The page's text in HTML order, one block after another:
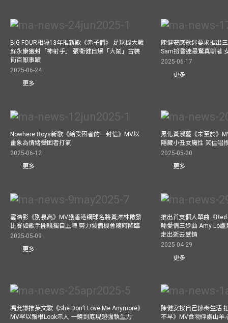
BIG FOUR相隔13年推新歌《赤子們》 足球機大戰
蘇永康獲封「神射手」 張衞健自爆「大鬧」古裝
街百厭事蹟
2025-06-24
更多
陳健安應歌迷要求推出
Sam扮昏迷最驚真瞓著
2025-06-17
更多
Nowhere Boys新歌《給受困者的一封信》MV以
畫象為情緒受困者打氣
2025-06-12
更多
黑化黃淑蔓《未至於》
隱藏小丑女魔性 笑住唱
2025-05-20
更多
雲浩影《別畏高》MV獲香港網球名將黃澤林啟發
比賽如歌手開騷獨自上陣 努力裝備機會隨時降臨
2025-05-09
更多
推出首支個人單曲《
喻愛情三步曲 Amy Lo
走出逝去感情
2025-04-29
更多
馮允謙推英文歌《She Don’t Love Me Anymore》
MV罕以鬚根Look示人 一鏡到底現超強執生力
陳健安按自己節奏生活
不早》MV食物俘虜山羊